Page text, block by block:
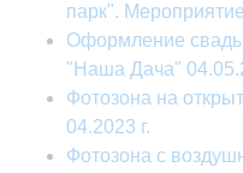
парк".
Оформление
"Наша Дача"
Фотозона на
04.2023 г.
Фотозона с